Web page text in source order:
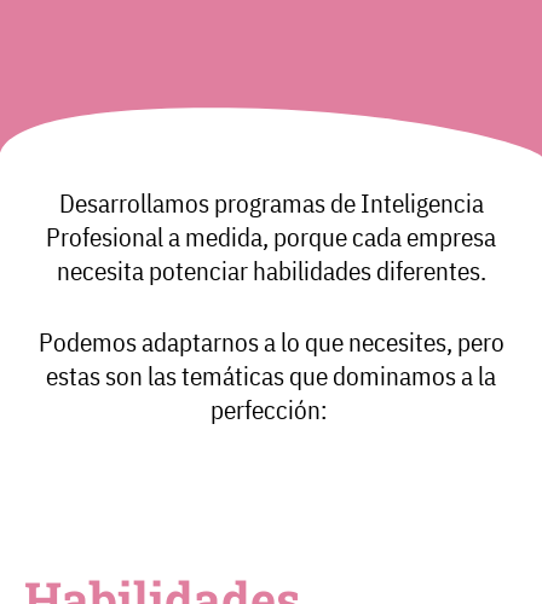
Desarrollamos programas de Inteligencia
Profesional a medida, porque cada empresa
necesita potenciar habilidades diferentes.
Podemos adaptarnos a lo que necesites, pero
estas son las temáticas que dominamos a la
perfección: